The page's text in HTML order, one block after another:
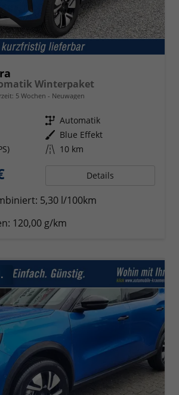
Winterpaket
5 Wochen Neuwagen
Getriebe Automatik
Außenfarbe Blue Effekt
Kilometerstand 10 km
Details
5,30 l/100km
120,00 g/km